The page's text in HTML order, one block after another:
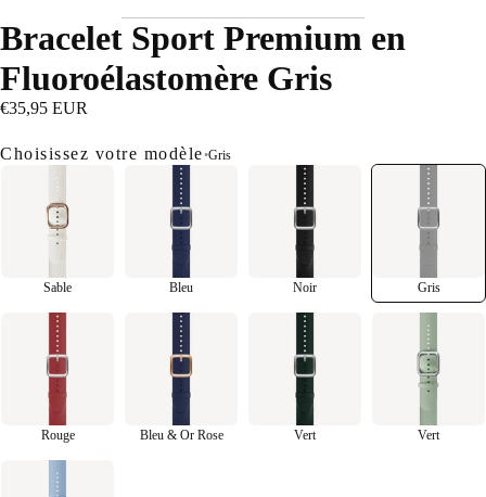
Bracelet Sport Premium en
Fluoroélastomère Gris
€35,95 EUR
Choisissez votre modèle•Gris
Sable Bleu Noir Gris
Rouge Bleu & Or Rose Vert Vert